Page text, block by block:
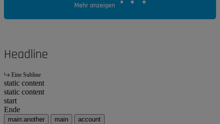
Mehr anzeigen
Headline
Eine Subline
static content
static content
start
Ende
main:another main account